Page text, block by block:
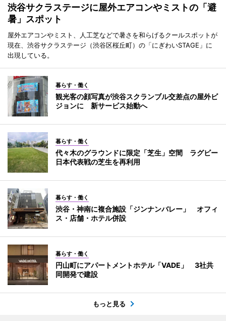
渋谷サクラステージに屋外エアコンやミストの「避
暑」スポット
屋外エアコンやミスト、人工芝などで暑さを和らげるクールスポットが
現在、渋谷サクラステージ（渋谷区桜丘町）の「にぎわいSTAGE」に
出現している。
暮らす・働く
観光客の顔写真が渋谷スクランブル交差点の屋外ビ
ジョンに 新サービス始動へ
暮らす・働く
代々木のグラウンドに限定「芝生」空間 ラグビー
日本代表戦の芝生を再利用
暮らす・働く
渋谷・神南に複合施設「ジンナンバレー」 オフィ
ス・店舗・ホテル併設
暮らす・働く
円山町にアパートメントホテル「VADE」 3社共
同開発で建設
もっと見る